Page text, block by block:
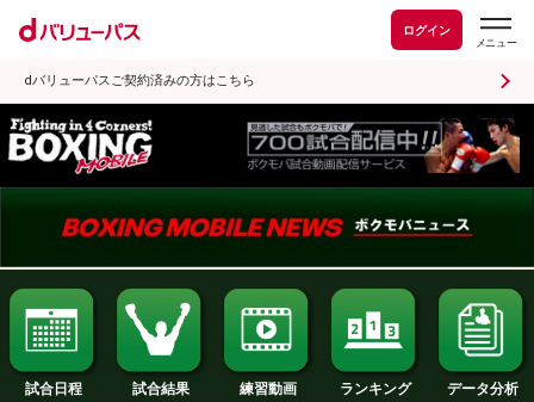
ログイン
dバリューパスご契約済みの方はこちら